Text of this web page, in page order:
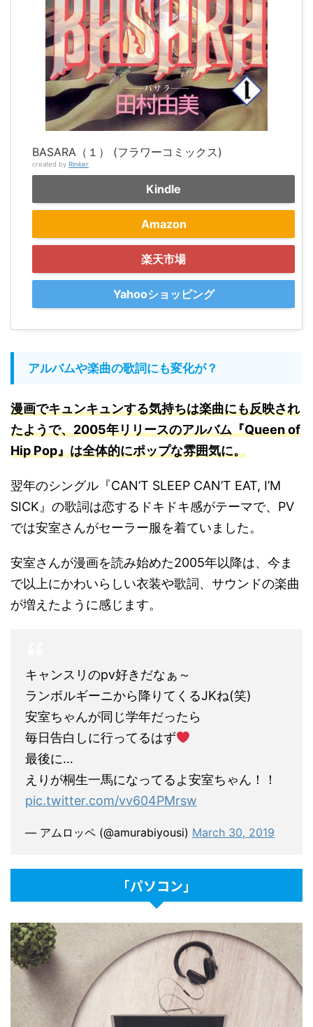
BASARA（１） (フラワーコミックス)
created by Rinker
Kindle
Amazon
楽天市場
Yahooショッピング
アルバムや楽曲の歌詞にも変化が？
漫画でキュンキュンする気持ちは楽曲にも反映され
たようで、2005年リリースのアルバム『Queen of
Hip Pop』は全体的にポップな雰囲気に。
翌年のシングル『CAN’T SLEEP CAN’T EAT, I’M
SICK』の歌詞は恋するドキドキ感がテーマで、PV
では安室さんがセーラー服を着ていました。
安室さんが漫画を読み始めた2005年以降は、今ま
で以上にかわいらしい衣装や歌詞、サウンドの楽曲
が増えたように感じます。
キャンスリのpv好きだなぁ～
ランボルギーニから降りてくるJKね(笑)
安室ちゃんが同じ学年だったら
毎日告白しに行ってるはず
最後に…
えりが桐生一馬になってるよ安室ちゃん！！
pic.twitter.com/vv604PMrsw
— アムロッペ (@amurabiyousi) March 30, 2019
「パソコン」